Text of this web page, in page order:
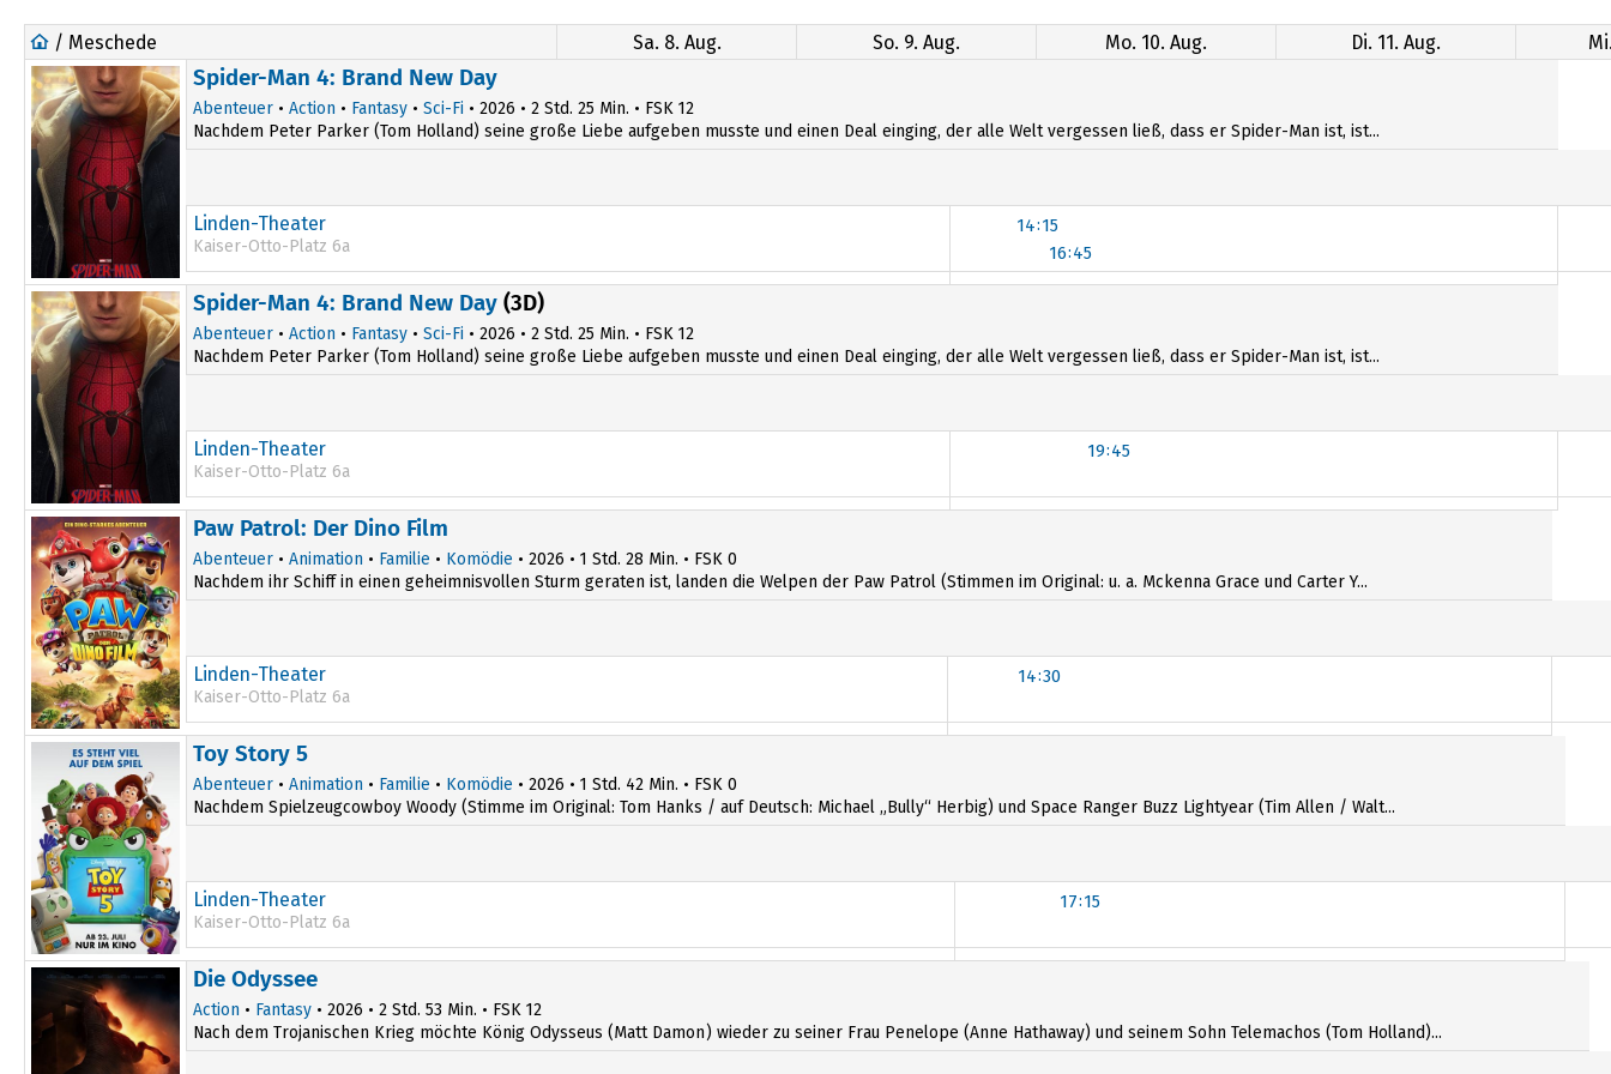
/ Meschede Sa. 8. Aug. So. 9. Aug. Mo. 10. Aug. Di. 11. Aug.
Spider-Man 4: Brand New Day
Abenteuer • Action • Fantasy • Sci-Fi • 2026 • 2 Std. 25 Min. • FSK 12
Nachdem Peter Parker (Tom Holland) seine große Liebe aufgeben musste und einen Deal einging, der alle Welt vergessen ließ, dass er Spider-Man ist, ist...
Linden-Theater
Kaiser-Otto-Platz 6a
14:15
16:45
14:15
14:15
Spider-Man 4: Brand New Day (3D)
Abenteuer • Action • Fantasy • Sci-Fi • 2026 • 2 Std. 25 Min. • FSK 12
Nachdem Peter Parker (Tom Holland) seine große Liebe aufgeben musste und einen Deal einging, der alle Welt vergessen ließ, dass er Spider-Man ist, ist...
Linden-Theater
Kaiser-Otto-Platz 6a
19:45
19:45 19:45
Paw Patrol: Der Dino Film
Abenteuer • Animation • Familie • Komödie • 2026 • 1 Std. 28 Min. • FSK 0
Nachdem ihr Schiff in einen geheimnisvollen Sturm geraten ist, landen die Welpen der Paw Patrol (Stimmen im Original: u. a. Mckenna Grace und Carter Y...
Linden-Theater
Kaiser-Otto-Platz 6a
14:30
14:30 14:30
Toy Story 5
Abenteuer • Animation • Familie • Komödie • 2026 • 1 Std. 42 Min. • FSK 0
Nachdem Spielzeugcowboy Woody (Stimme im Original: Tom Hanks / auf Deutsch: Michael „Bully“ Herbig) und Space Ranger Buzz Lightyear (Tim Allen / Walt...
Linden-Theater
Kaiser-Otto-Platz 6a
17:15
17:15 17:15
Die Odyssee
Action • Fantasy • 2026 • 2 Std. 53 Min. • FSK 12
Nach dem Trojanischen Krieg möchte König Odysseus (Matt Damon) wieder zu seiner Frau Penelope (Anne Hathaway) und seinem Sohn Telemachos (Tom Holland)...